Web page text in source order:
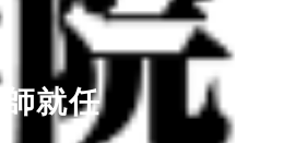
就任